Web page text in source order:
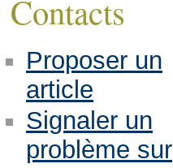
Contacts
Proposer un
article
Signaler un
problème sur